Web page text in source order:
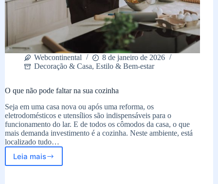
Webcontinental
8 de janeiro de 2026
Decoração & Casa, Estilo & Bem-estar
O que não pode faltar na sua cozinha
Seja em uma casa nova ou após uma reforma, os
eletrodomésticos e utensílios são indispensáveis para o
funcionamento do lar. E de todos os cômodos da casa, o que
mais demanda investimento é a cozinha. Neste ambiente, está
localizado tudo…
Leia mais
O